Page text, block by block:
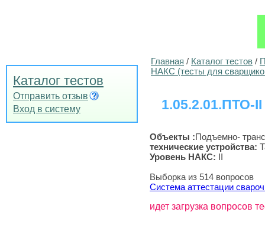
Каталог тестов
Отправить отзыв
Вход в систему
Главная / Каталог тестов /
НАКС (тесты для
1.05.2.01.ПТО-II
Объекты :Подъемно-
технические устройства:
Уровень НАКС: II
Выборка из 514 вопросов
Система аттестации
идет загрузка вопросов